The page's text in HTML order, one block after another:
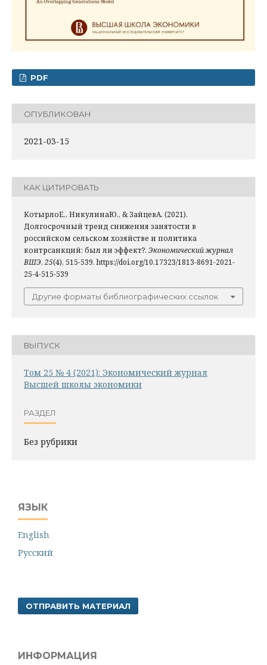
PDF
ОПУБЛИКОВАН
2021-03-15
КАК ЦИТИРОВАТЬ
КотырлоЕ., НикулинаЮ., & ЗайцевА. (2021).
Долгосрочный тренд снижения занятости в
российском сельском хозяйстве и политика
контрсанкций: был ли эффект?. Экономический журнал
ВШЭ, 25(4), 515-539. https://doi.org/10.17323/1813-8691-2021-
25-4-515-539
Другие форматы библиографических ссылок
ВЫПУСК
Том 25 № 4 (2021): Экономический журнал
Высшей школы экономики
РАЗДЕЛ
Без рубрики
ЯЗЫК
English
Русский
ОТПРАВИТЬ МАТЕРИАЛ
ИНФОРМАЦИЯ